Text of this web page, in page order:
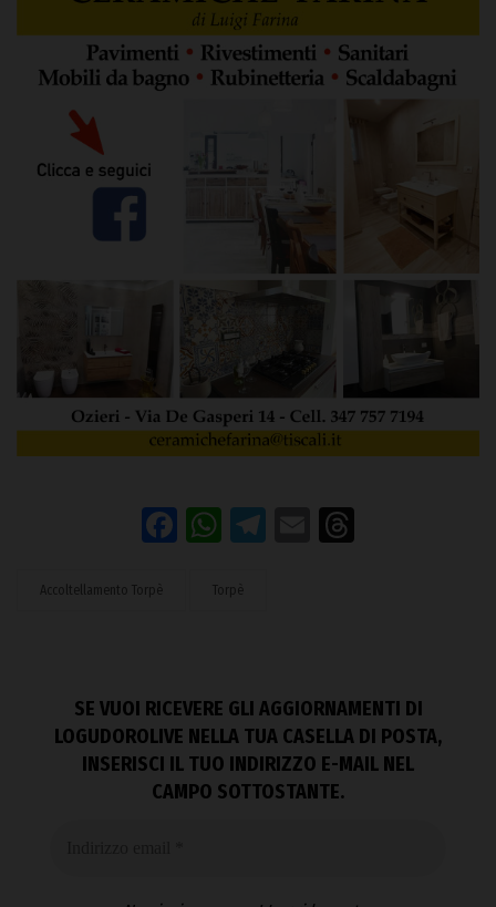
Facebook
WhatsApp
Telegram
Email
Accoltellamento Torpè Torpè
SE VUOI RICEVERE GLI AGGIORNAMENTI DI
LOGUDOROLIVE NELLA TUA CASELLA DI POSTA,
INSERISCI IL TUO INDIRIZZO E-MAIL NEL
CAMPO SOTTOSTANTE.